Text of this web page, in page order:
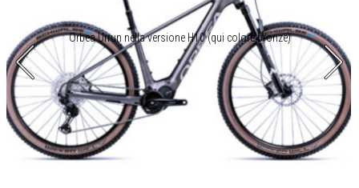
Orbea Urrun nella versione H10 (qui colore bronze)